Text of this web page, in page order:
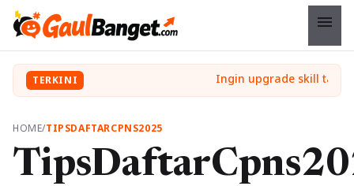
menu
TERKINI
HOME/TIPSDAFTARCPNS2025